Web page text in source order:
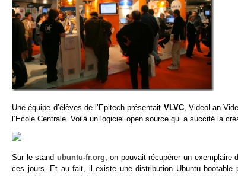
Une équipe d’élèves de l’Epitech présentait VLVC, VideoLan
l’Ecole Centrale. Voilà un logiciel open source qui a succité la
Sur le stand ubuntu-fr.org, on pouvait récupérer un exemplaire
ces jours. Et au fait, il existe une distribution Ubuntu bootable